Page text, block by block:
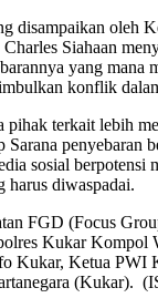
disampaikan oleh
Siahaan
yang mana
konflik
pihak terkait lebih
Sarana penyebaran
sosial berpotensi
harus diwaspadai.
FGD (Focus
Kukar Kompol
Kukar, Ketua PWI
(Kukar).